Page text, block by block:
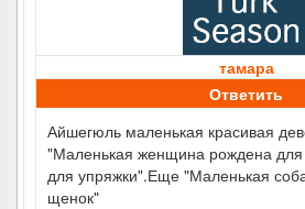
тамара
Ответить
Айшегюль маленькая красивая
"Маленькая женщина рождена
для упряжки".Еще "Маленькая
щенок"